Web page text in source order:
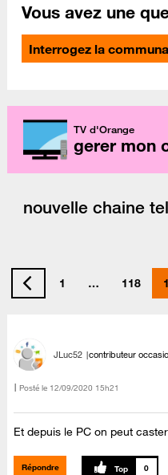
Vous avez une
Interrogez la
TV d'Orange
gerer mon
nouvelle chaine
1 … 118
JLuc52 contributeur
Posté le ‎12/09/2020 15h21
Et depuis le PC on peut
Répondre 0